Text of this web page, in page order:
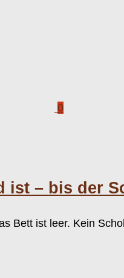
0
ist – bis der
Bett ist leer. Kein